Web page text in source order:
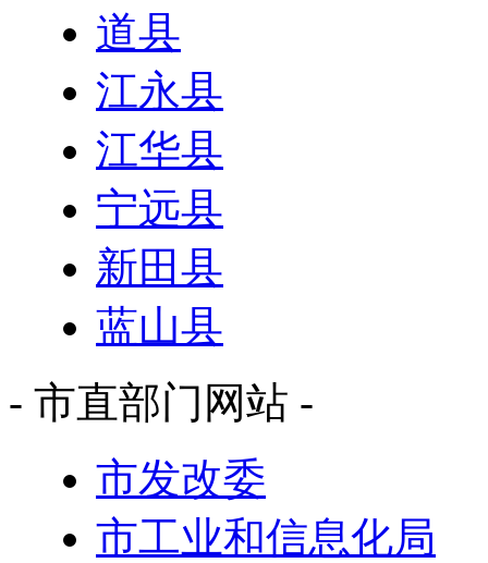
道县
江永县
江华县
宁远县
新田县
蓝山县
- 市直部门网站 -
市发改委
市工业和信息化局